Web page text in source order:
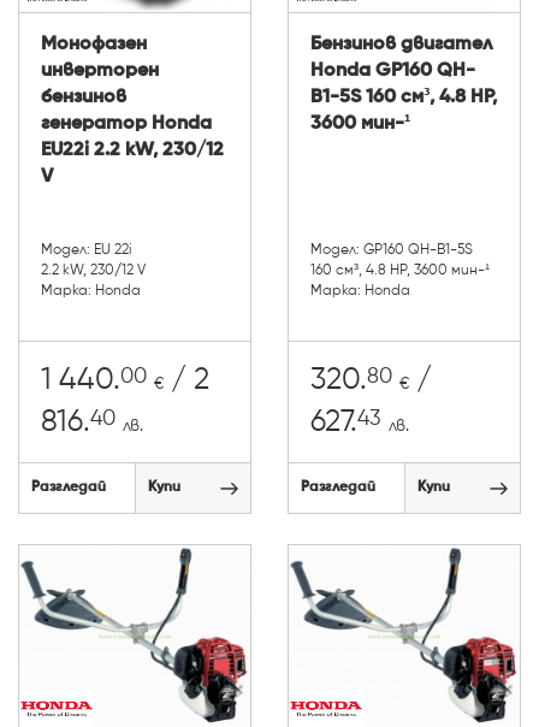
Монофазен
инверторен
бензинов
генератор Honda
EU22i 2.2 kW, 230/12
V
Модел: EU 22i
2.2 kW, 230/12 V
Марка: Honda
1 440.00 € / 2
816.40 лв.
Разгледай Купи
Бензинов двигател
Honda GP160 QH-
B1-5S 160 см³, 4.8 HP,
3600 мин-¹
Модел: GP160 QH-B1-5S
160 см³, 4.8 HP, 3600 мин-¹
Марка: Honda
320.80 € /
627.43 лв.
Разгледай Купи